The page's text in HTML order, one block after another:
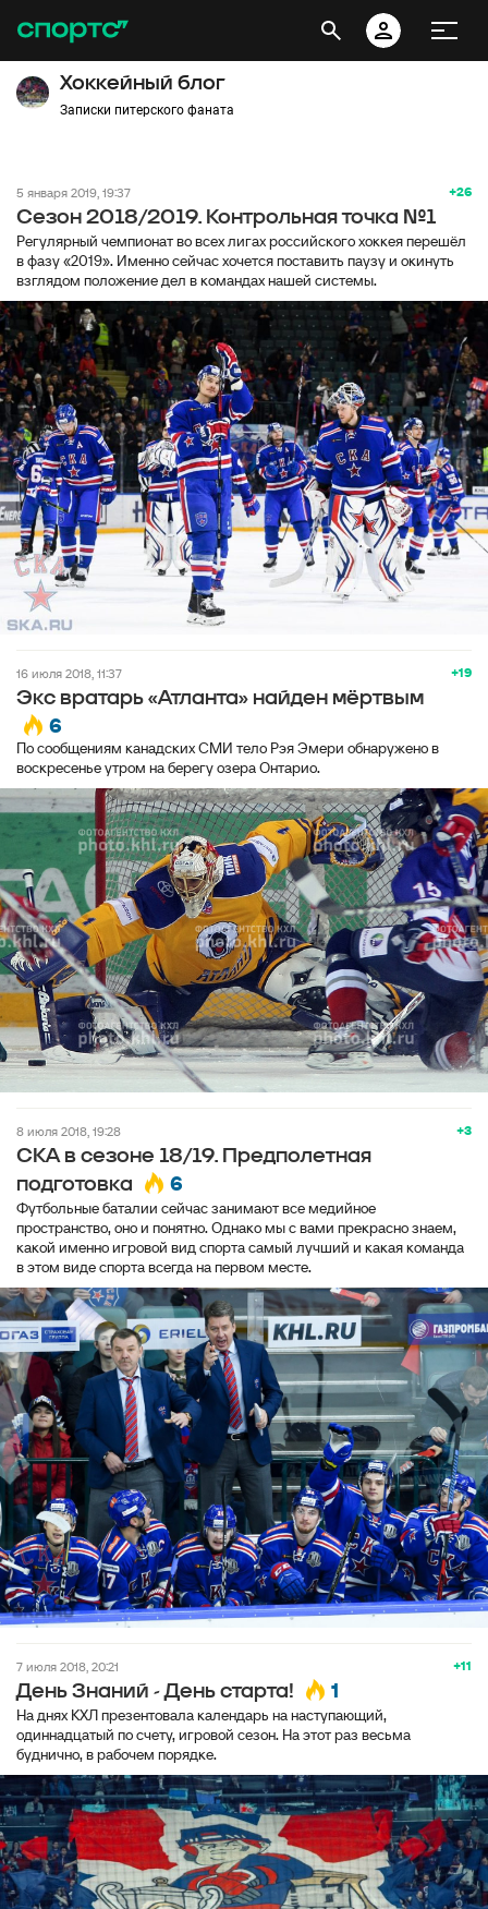
Хоккейный блог
Записки питерского фаната
+26
5 января 2019, 19:37
Сезон 2018/2019. Контрольная точка №1
Регулярный чемпионат во всех лигах российского хоккея перешёл
в фазу «2019». Именно сейчас хочется поставить паузу и окинуть
взглядом положение дел в командах нашей системы.
+19
16 июля 2018, 11:37
Экс вратарь «Атланта» найден мёртвым
6
По сообщениям канадских СМИ тело Рэя Эмери обнаружено в
воскресенье утром на берегу озера Онтарио.
+3
8 июля 2018, 19:28
СКА в сезоне 18/19. Предполетная
подготовка
6
Футбольные баталии сейчас занимают все медийное
пространство, оно и понятно. Однако мы с вами прекрасно знаем,
какой именно игровой вид спорта самый лучший и какая команда
в этом виде спорта всегда на первом месте.
+11
7 июля 2018, 20:21
День Знаний - День старта! 1
На днях КХЛ презентовала календарь на наступающий,
одиннадцатый по счету, игровой сезон. На этот раз весьма
буднично, в рабочем порядке.